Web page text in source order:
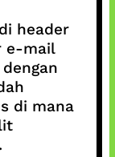
header
e-mail
di mana